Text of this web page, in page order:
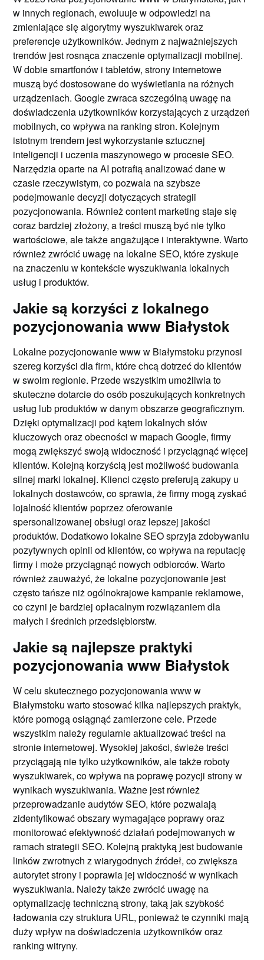
w innych regionach, ewoluuje w odpowiedzi na
zmieniające się algorytmy wyszukiwarek oraz
preferencje użytkowników. Jednym z najważniejszych
trendów jest rosnąca znaczenie optymalizacji mobilnej.
W dobie smartfonów i tabletów, strony internetowe
muszą być dostosowane do wyświetlania na różnych
urządzeniach. Google zwraca szczególną uwagę na
doświadczenia użytkowników korzystających z urządzeń
mobilnych, co wpływa na ranking stron. Kolejnym
istotnym trendem jest wykorzystanie sztucznej
inteligencji i uczenia maszynowego w procesie SEO.
Narzędzia oparte na AI potrafią analizować dane w
czasie rzeczywistym, co pozwala na szybsze
podejmowanie decyzji dotyczących strategii
pozycjonowania. Również content marketing staje się
coraz bardziej złożony, a treści muszą być nie tylko
wartościowe, ale także angażujące i interaktywne. Warto
również zwrócić uwagę na lokalne SEO, które zyskuje
na znaczeniu w kontekście wyszukiwania lokalnych
usług i produktów.
Jakie są korzyści z lokalnego
pozycjonowania www Białystok
Lokalne pozycjonowanie www w Białymstoku przynosi
szereg korzyści dla firm, które chcą dotrzeć do klientów
w swoim regionie. Przede wszystkim umożliwia to
skuteczne dotarcie do osób poszukujących konkretnych
usług lub produktów w danym obszarze geograficznym.
Dzięki optymalizacji pod kątem lokalnych słów
kluczowych oraz obecności w mapach Google, firmy
mogą zwiększyć swoją widoczność i przyciągnąć więcej
klientów. Kolejną korzyścią jest możliwość budowania
silnej marki lokalnej. Klienci często preferują zakupy u
lokalnych dostawców, co sprawia, że firmy mogą zyskać
lojalność klientów poprzez oferowanie
spersonalizowanej obsługi oraz lepszej jakości
produktów. Dodatkowo lokalne SEO sprzyja zdobywaniu
pozytywnych opinii od klientów, co wpływa na reputację
firmy i może przyciągnąć nowych odbiorców. Warto
również zauważyć, że lokalne pozycjonowanie jest
często tańsze niż ogólnokrajowe kampanie reklamowe,
co czyni je bardziej opłacalnym rozwiązaniem dla
małych i średnich przedsiębiorstw.
Jakie są najlepsze praktyki
pozycjonowania www Białystok
W celu skutecznego pozycjonowania www w
Białymstoku warto stosować kilka najlepszych praktyk,
które pomogą osiągnąć zamierzone cele. Przede
wszystkim należy regularnie aktualizować treści na
stronie internetowej. Wysokiej jakości, świeże treści
przyciągają nie tylko użytkowników, ale także roboty
wyszukiwarek, co wpływa na poprawę pozycji strony w
wynikach wyszukiwania. Ważne jest również
przeprowadzanie audytów SEO, które pozwalają
zidentyfikować obszary wymagające poprawy oraz
monitorować efektywność działań podejmowanych w
ramach strategii SEO. Kolejną praktyką jest budowanie
linków zwrotnych z wiarygodnych źródeł, co zwiększa
autorytet strony i poprawia jej widoczność w wynikach
wyszukiwania. Należy także zwrócić uwagę na
optymalizację techniczną strony, taką jak szybkość
ładowania czy struktura URL, ponieważ te czynniki mają
duży wpływ na doświadczenia użytkowników oraz
ranking witryny.